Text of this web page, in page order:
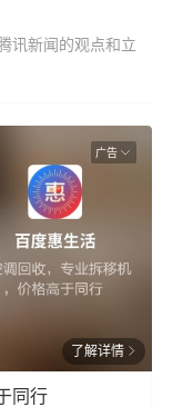
讯新闻的观点和立
广告
了解详情
同行